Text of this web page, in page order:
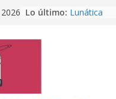
Lo último: Lunática